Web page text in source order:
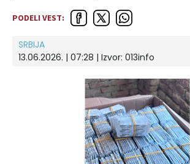
PODELI VEST:
SRBIJA
13.06.2026. | 07:28 | Izvor: 013info